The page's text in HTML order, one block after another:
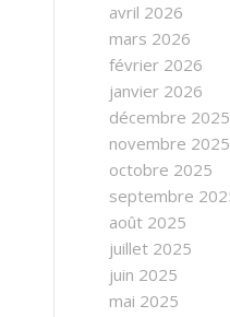
avril 2026
mars 2026
février 2026
janvier 2026
décembre 2025
novembre 2025
octobre 2025
septembre
août 2025
juillet 2025
juin 2025
mai 2025